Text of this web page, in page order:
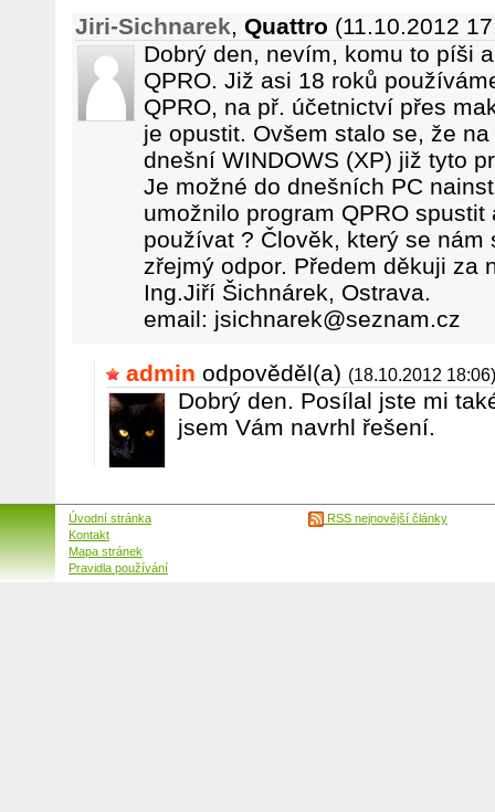
Jiri-Sichnarek, Quattro (11.10.2012
Dobrý den, nevím, komu to píši
QPRO. Již asi 18 roků
QPRO, na př. účetnictví přes
je opustit. Ovšem stalo se, že
dnešní WINDOWS (XP) již tyto
Je možné do dnešních PC
umožnilo program QPRO
používat ? Člověk, který se nám
zřejmý odpor. Předem děkuji za
Ing.Jiří Šichnárek, Ostrava.
email: jsichnarek@seznam.cz
admin odpověděl(a) (18.10.2012 18:06)
Dobrý den. Posílal jste mi
jsem Vám navrhl řešení.
Úvodní stránka
Kontakt
Mapa stránek
Pravidla používání
RSS nejnovější články